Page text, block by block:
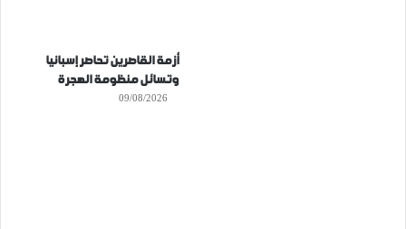
أزمة القاصرين تحاصر إسبانيا
وتسائل منظومة الهجرة
09/08/2026